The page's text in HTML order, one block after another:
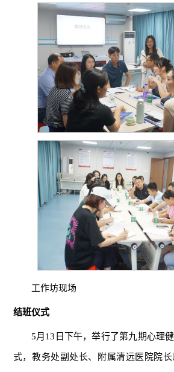
工作坊现场
结班仪式
5月13日下午，举行了第九期心理
式，教务处副处长、附属清远医院院